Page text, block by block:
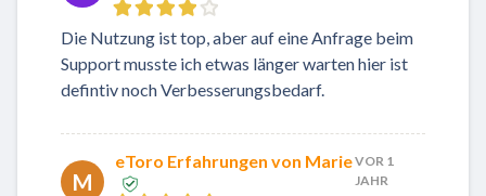
Die Nutzung ist top, aber auf eine Anfrage beim
Support musste ich etwas länger warten hier ist
defintiv noch Verbesserungsbedarf.
M
eToro Erfahrungen von MarieVOR 1
JAHR